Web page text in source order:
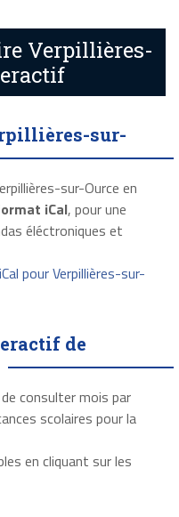
Verpillières-
sur-
sur-Ource en
iCal, pour une
éléctroniques et
pour Verpillières-sur-
de
consulter mois par
scolaires pour la
en cliquant sur les